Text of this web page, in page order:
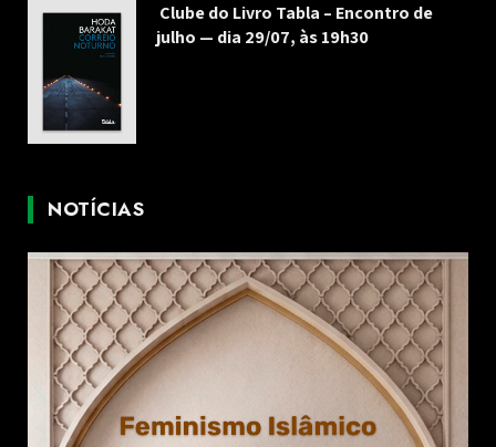
Clube do Livro Tabla – Encontro de
julho — dia 29/07, às 19h30
NOTÍCIAS